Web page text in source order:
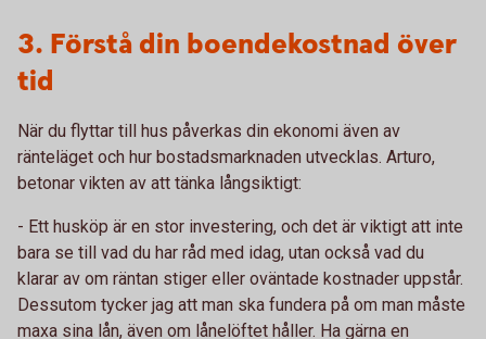
3. Förstå din boendekostnad över
tid
När du flyttar till hus påverkas din ekonomi även av
ränteläget och hur bostadsmarknaden utvecklas. Arturo,
betonar vikten av att tänka långsiktigt:
- Ett husköp är en stor investering, och det är viktigt att inte
bara se till vad du har råd med idag, utan också vad du
klarar av om räntan stiger eller oväntade kostnader uppstår.
Dessutom tycker jag att man ska fundera på om man måste
maxa sina lån, även om lånelöftet håller. Ha gärna en